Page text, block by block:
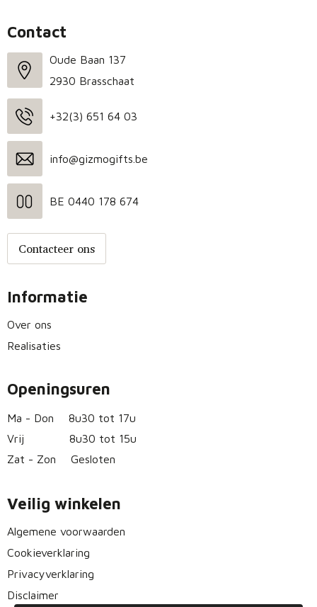
Contact
Oude Baan 137
2930 Brasschaat
+32(3) 651 64 03
info@gizmogifts.be
BE 0440 178 674
Contacteer ons
Informatie
Over ons
Realisaties
Openingsuren
Ma - Don
8u30 tot 17u
Vrij
8u30 tot 15u
Zat - Zon
Gesloten
Veilig winkelen
Algemene voorwaarden
Cookieverklaring
Privacyverklaring
Disclaimer